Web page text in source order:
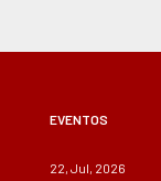
EVENTOS
22, Jul, 2026